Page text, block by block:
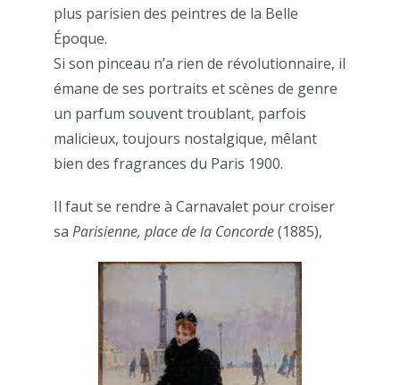
plus parisien des peintres de la Belle
Époque.
Si son pinceau n’a rien de révolutionnaire, il
émane de ses portraits et scènes de genre
un parfum souvent troublant, parfois
malicieux, toujours nostalgique, mêlant
bien des fragrances du Paris 1900.
Il faut se rendre à Carnavalet pour croiser
sa Parisienne, place de la Concorde(1885),